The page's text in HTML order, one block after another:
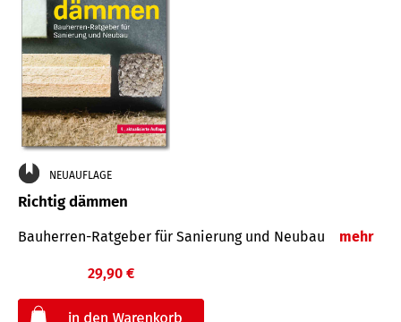
NEUAUFLAGE
Richtig dämmen
Bauherren-Ratgeber für Sanierung und Neubau mehr
29,90 €